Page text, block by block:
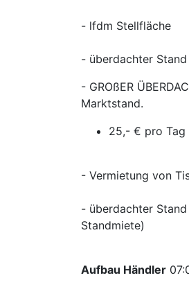
- lfdm
- überdachter
- GROßER
Marktstand.
25,- € pro Tag
- Vermietung von
- überdachter
Standmiete)
Aufbau Händler